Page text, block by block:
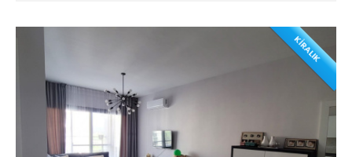
KİRALIK